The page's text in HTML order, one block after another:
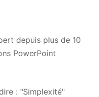
depuis plus de 10
PowerPoint
: "Simplexité"